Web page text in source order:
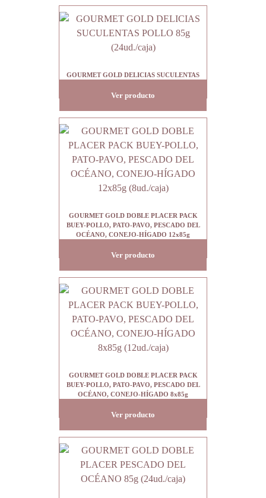
GOURMET GOLD DELICIAS SUCULENTAS
Ver producto
GOURMET GOLD DOBLE PLACER PACK
BUEY-POLLO, PATO-PAVO, PESCADO DEL
OCÉANO, CONEJO-HÍGADO 12x85g
Ver producto
GOURMET GOLD DOBLE PLACER PACK
BUEY-POLLO, PATO-PAVO, PESCADO DEL
OCÉANO, CONEJO-HÍGADO 8x85g
Ver producto